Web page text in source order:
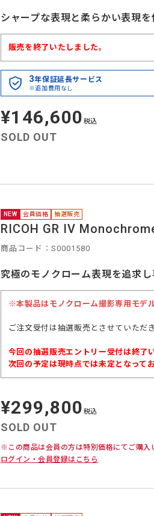
シャープな表現と柔らかい表現
販売を終了いたしました。
3年保証延長サービス
※追加費用なし
定
価
¥146,600 税込
SOLD OUT
NEW 会員価格 抽選販売
RICOH GR IV
商品コード：S0001580
究極のモノクローム表現を追求
※本製品はモノクローム撮影専用モデ
ご注文受付は抽選販売とさせていただき
今回の抽選販売エントリー受付は終了
次回の予定は現時点では未定となって
定
価
¥299,800 税込
SOLD OUT
※この商品は会員の方は特別価格にてご購入
ログイン・会員登録はこちら